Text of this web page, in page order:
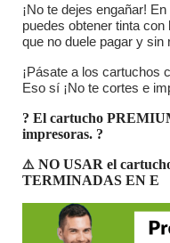
¡No te dejes engañar!
puedes obtener tinta
que no duele pagar y sin
¡Pásate a los cartuchos
Eso sí ¡No te cortes e
? El cartucho
impresoras. ?
⚠️ NO USAR el
TERMINADAS EN E